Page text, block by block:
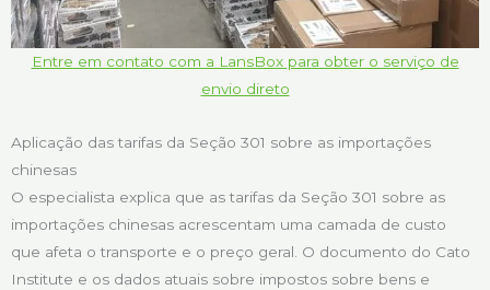
Entre em contato com a LansBox para obter o serviço de
envio direto
Aplicação das tarifas da Seção 301 sobre as importações
chinesas
O especialista explica que as tarifas da Seção 301 sobre as
importações chinesas acrescentam uma camada de custo
que afeta o transporte e o preço geral. O documento do Cato
Institute e os dados atuais sobre impostos sobre bens e